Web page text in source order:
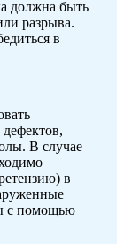
должна быть
разрыва.
в
В случае
в
с помощью